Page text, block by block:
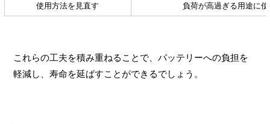
使用方法を見直す 負荷が高過ぎる用途に
これらの工夫を積み重ねることで、バッテリーへの負担を
軽減し、寿命を延ばすことができるでしょう。